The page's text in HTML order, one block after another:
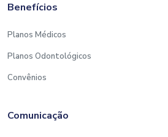
Benefícios
Planos Médicos
Planos Odontológicos
Convênios
Comunicação